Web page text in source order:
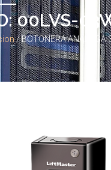
00LVS-
/ BOTONERA ANÁLOGA